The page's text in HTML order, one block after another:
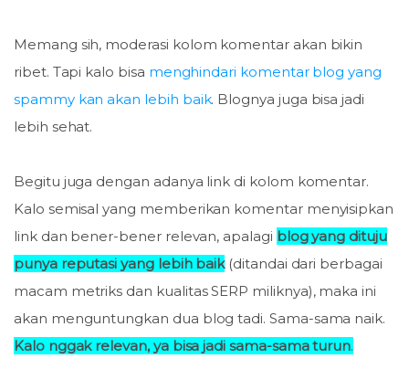
Memang sih, moderasi kolom komentar akan bikin
ribet. Tapi kalo bisa menghindari komentar blog yang
spammy kan akan lebih baik. Blognya juga bisa jadi
lebih sehat.
Begitu juga dengan adanya link di kolom komentar.
Kalo semisal yang memberikan komentar menyisipkan
link dan bener-bener relevan, apalagi blog yang dituju
punya reputasi yang lebih baik(ditandai dari berbagai
macam metriks dan kualitas SERP miliknya), maka ini
akan menguntungkan dua blog tadi. Sama-sama naik.
Kalo nggak relevan, ya bisa jadi sama-sama turun.